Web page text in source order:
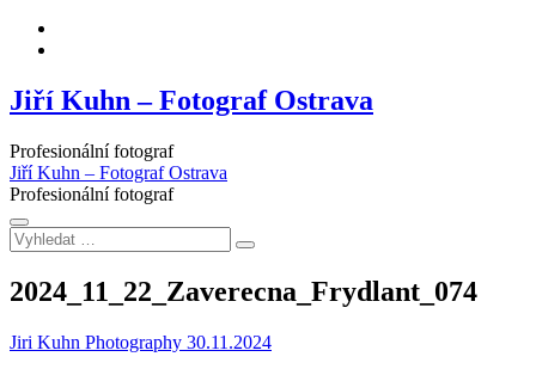
Jiří Kuhn – Fotograf Ostrava
Profesionální fotograf
Jiří Kuhn – Fotograf Ostrava
Profesionální fotograf
Vyhledat
…
2024_11_22_Zaverecna_Frydlant_074
Jiri Kuhn Photography 30.11.2024